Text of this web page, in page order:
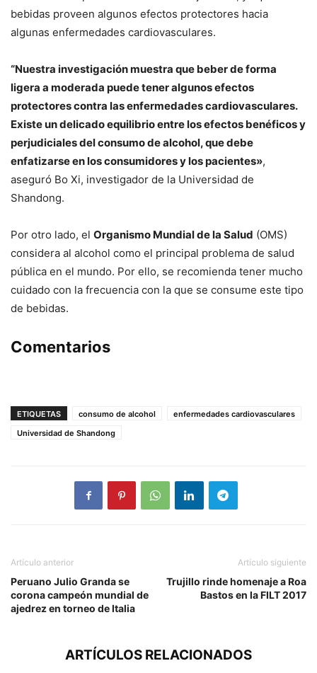
bebidas proveen algunos efectos protectores hacia
algunas enfermedades cardiovasculares.
“Nuestra investigación muestra que beber de forma
ligera a moderada puede tener algunos efectos
protectores contra las enfermedades cardiovasculares.
Existe un delicado equilibrio entre los efectos benéficos y
perjudiciales del consumo de alcohol, que debe
enfatizarse en los consumidores y los pacientes»,
aseguró Bo Xi, investigador de la Universidad de
Shandong.
Por otro lado, el Organismo Mundial de la Salud (OMS)
considera al alcohol como el principal problema de salud
pública en el mundo. Por ello, se recomienda tener mucho
cuidado con la frecuencia con la que se consume este tipo
de bebidas.
Comentarios
ETIQUETAS consumo de alcohol
enfermedades cardiovasculares
Universidad de Shandong
Artículo anterior
Peruano Julio Granda se
corona campeón mundial de
ajedrez en torneo de Italia
Artículo siguiente
Trujillo rinde homenaje a Roa
Bastos en la FILT 2017
ARTÍCULOS RELACIONADOS